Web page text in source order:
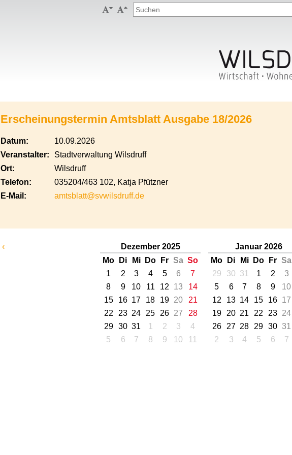
 
Erscheinungstermin Amtsblatt Ausgabe 18/2026
Datum:
10.09.2026
Veranstalter:
Stadtverwaltung Wilsdruff
Ort:
Wilsdruff
Telefon:
035204/463 102, Katja Pfützner
E-Mail:
amtsblatt@svwilsdruff.de
‹
Dezember 2025
Mo
Di Mi Do Fr Sa So
1
2 3 4 5 6
7
8
9 10 11 12 13
14
15
16 17 18 19 20
21
22
23 24 25 26 27
28
29
30 31 1 2 3
4
5
6 7 8 9 10 11
Januar 2026
Mo
Di Mi Do Fr Sa
29
30 31 1 2 3
5
6 7 8 9 10
12
13 14 15 16 17
19
20 21 22 23 24
26
27 28 29 30 31
2
3 4 5 6 7